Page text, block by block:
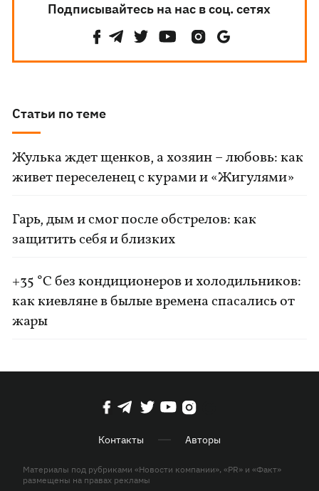
Подписывайтесь на нас в соц. сетях
Статьи по теме
Жулька ждет щенков, а хозяин – любовь: как
живет переселенец с курами и «Жигулями»
Гарь, дым и смог после обстрелов: как
защитить себя и близких
+35 °C без кондиционеров и холодильников:
как киевляне в былые времена спасались от
жары
Контакты Авторы
Материалы под рубриками «Новости компании», «PR» и «Факт»
размещены на правах рекламы